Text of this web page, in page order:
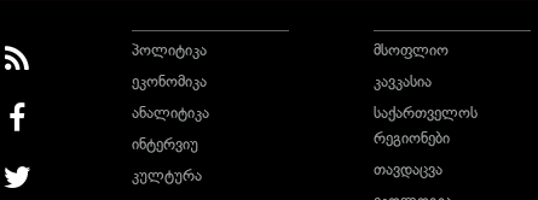
პოლიტიკა
ეკონომიკა
ანალიტიკა
ინტერვიუ
კულტურა
მსოფლიო
კავკასია
საქართველოს
რეგიონები
თავდაცვა